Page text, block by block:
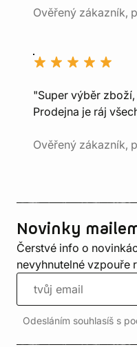
Ověřený zákazník,
"Super výběr
Prodejna je ráj
Ověřený zákazník,
Novinky
Čerstvé info o
nevyhnutelné vzpouře
Odesláním souhlasíš s